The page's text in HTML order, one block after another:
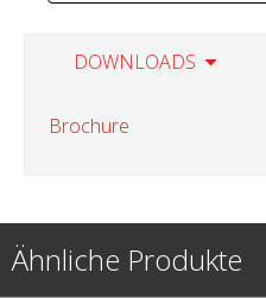
DOWNLOADS
Brochure
Ähnliche Produkte